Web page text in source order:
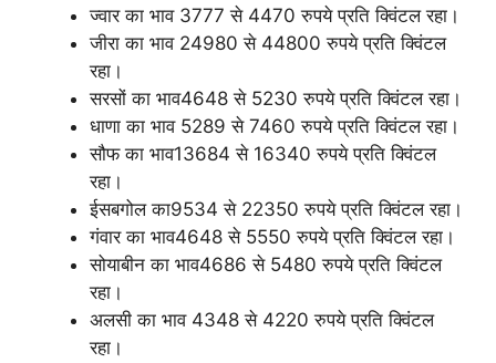
ज्वार का भाव 3777 से 4470 रुपये प्रति क्विंटल रहा।
जीरा का भाव 24980 से 44800 रुपये प्रति क्विंटल
रहा।
सरसों का भाव4648 से 5230 रुपये प्रति क्विंटल रहा।
धाणा का भाव 5289 से 7460 रुपये प्रति क्विंटल रहा।
सौफ का भाव13684 से 16340 रुपये प्रति क्विंटल
रहा।
ईसबगोल का9534 से 22350 रुपये प्रति क्विंटल रहा।
गंवार का भाव4648 से 5550 रुपये प्रति क्विंटल रहा।
सोयाबीन का भाव4686 से 5480 रुपये प्रति क्विंटल
रहा।
अलसी का भाव 4348 से 4220 रुपये प्रति क्विंटल
रहा।